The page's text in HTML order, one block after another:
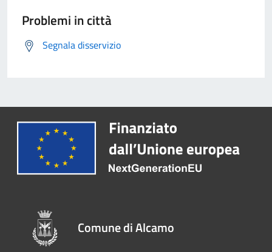
Problemi in città
Segnala disservizio
Comune di Alcamo